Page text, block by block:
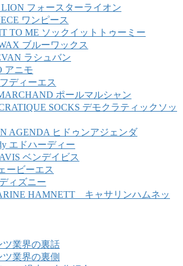
LION フォースターライオン
ワンピース
TO ME ソックイットトゥーミー
ブルーワックス
ラシュバン
アニモ
ディーエス
ポールマルシャン
SOCKS デモクラティックソッ
AGENDA ヒドゥンアジェンダ
エドハーディー
ベンデイビス
ービーエス
ィズニー
HAMNETT キャサリンハムネッ
ツ業界の裏話
業界の裏側